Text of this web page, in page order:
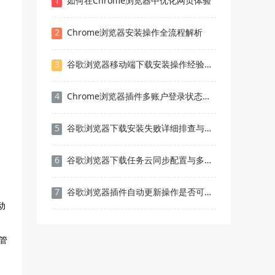
2 Chrome浏览器安装操作全流程解析
3 谷歌浏览器移动端下载安装操作经验教程
4 Chrome浏览器插件多账户登录状态管理策略
5 谷歌浏览器下载安装失败详细排查与解决
6 谷歌浏览器下载任务云同步配置与多设备支持
7 谷歌浏览器插件自动更新操作是否可靠安全